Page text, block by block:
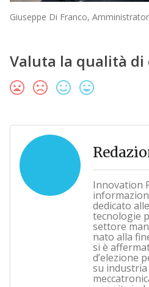
Giuseppe Di Franco,
Valuta la qualità
Innovation
dedicato
tecnologie
settore
nato alla
si è
d’elezione
su industria